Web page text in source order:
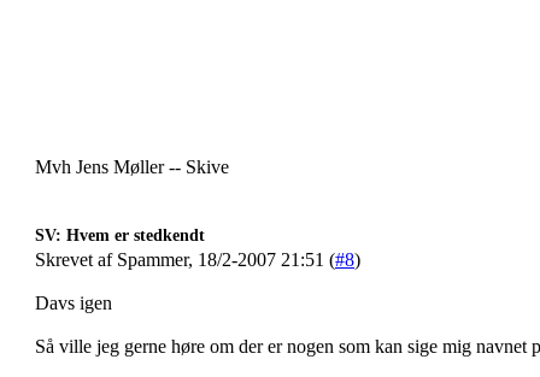
Mvh Jens Møller -- Skive
SV: Hvem er stedkendt
Skrevet af Spammer, 18/2-2007 21:51 (#8)
Davs igen
Så ville jeg gerne høre om der er nogen som kan sige mig